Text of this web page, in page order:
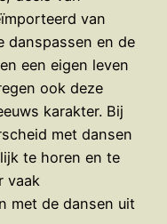
van
danspassen en de
een eigen leven
ook deze
karakter. Bij
met dansen
te horen en te
vaak
met de dansen uit